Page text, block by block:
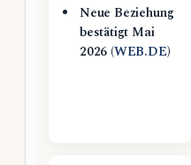
Neue Beziehung
bestätigt Mai
2026 (WEB.DE)